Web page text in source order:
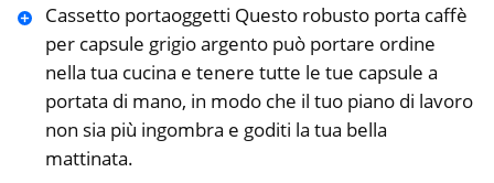
Cassetto portaoggetti Questo robusto porta caffè
per capsule grigio argento può portare ordine
nella tua cucina e tenere tutte le tue capsule a
portata di mano, in modo che il tuo piano di lavoro
non sia più ingombra e goditi la tua bella
mattinata.